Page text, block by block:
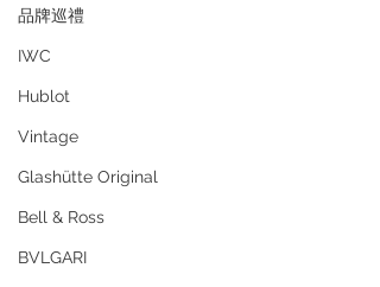
品牌巡禮
IWC
Hublot
Vintage
Glashütte Original
Bell & Ross
BVLGARI